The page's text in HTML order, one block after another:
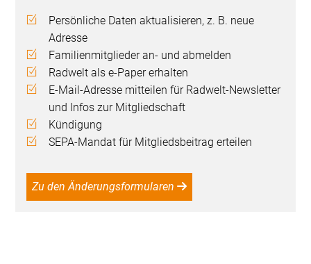
Persönliche Daten aktualisieren, z. B. neue
Adresse
Familienmitglieder an- und abmelden
Radwelt als e-Paper erhalten
E-Mail-Adresse mitteilen für Radwelt-Newsletter
und Infos zur Mitgliedschaft
Kündigung
SEPA-Mandat für Mitgliedsbeitrag erteilen
Zu den Änderungsformularen